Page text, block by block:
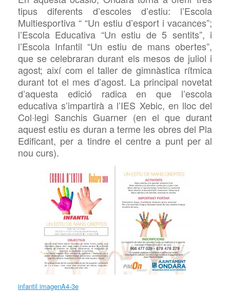
tipus diferents d’escoles d’estiu: l’Escola
Multiesportiva “ “Un estiu d’esport i vacances”;
l’Escola Educativa “Un estiu de 5 sentits”, i
l’Escola Infantil “Un estiu de mans obertes”,
que se celebraran durant els mesos de juliol i
agost; així com el taller de gimnàstica rítmica
durant tot el mes d’agost. La principal novetat
d’aquesta edició radica en que l’escola
educativa s’impartirà a l’IES Xebic, en lloc del
Col·legi SanchisGuarner (en el que durant
aquest estiu es duran a terme les obres del Pla
Edificant, per a tindre el centre a punt per al
nou curs).
infantil imagenA4-3e